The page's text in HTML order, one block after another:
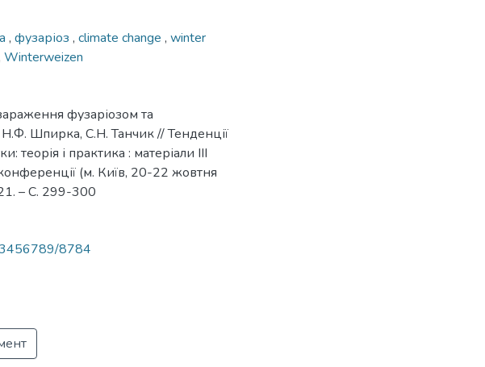
, фузаріоз , climate change , winter
Winterweizen
фузаріозом та
Шпирка, С.H. Танчик // Тенденції
теорія і практика : матеріали IIІ
(м. Київ, 20-22 жовтня
– С. 299-300
8784